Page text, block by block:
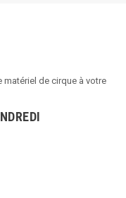
matériel de cirque à votre